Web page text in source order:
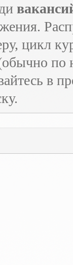
цикл
по
в